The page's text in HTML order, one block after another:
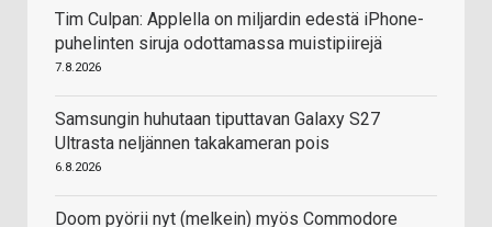
Tim Culpan: Applella on miljardin edestä iPhone-
puhelinten siruja odottamassa muistipiirejä
7.8.2026
Samsungin huhutaan tiputtavan Galaxy S27
Ultrasta neljännen takakameran pois
6.8.2026
Doom pyörii nyt (melkein) myös Commodore